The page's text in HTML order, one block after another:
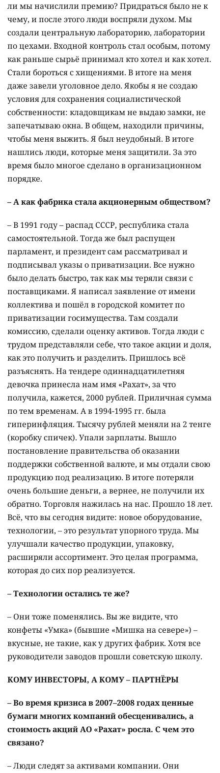
ли мы начислили премию? Придраться было не к
чему, и после этого люди воспряли духом. Мы
создали центральную лабораторию, лаборатории
по цехами. Входной контроль стал особым, потому
как раньше сырьё принимал кто хотел и как хотел.
Стали бороться с хищениями. В итоге на меня
даже завели уголовное дело. Якобы я не создаю
условия для сохранения социалистической
собственности: кладовщикам не выдаю замки, не
запечатываю окна. В общем, находили причины,
чтобы меня выжить. Я был неудобный. В итоге
нашлись люди, которые меня защитили. За это
время было многое сделано в организационном
порядке.
– А как фабрика стала акционерным обществом?
– В 1991 году – распад СССР, республика стала
самостоятельной. Тогда же был распущен
парламент, и президент сам рассматривал и
подписывал указы о приватизации. Все нужно
было делать быстро, так как мы теряли связи с
поставщиками. Я написал заявление от имени
коллектива и пошёл в городской комитет по
приватизации госимущества. Там создали
комиссию, сделали оценку активов. Тогда люди с
трудом представляли себе, что такое акции и доля,
как это получить и разделить. Пришлось всё
разъяснять. На тендере одиннадцатилетняя
девочка принесла нам имя «Рахат», за что
получила, кажется, 2000 рублей. Приличная сумма
по тем временам. А в 1994-1995 гг. была
гиперинфляция. Тысячу рублей меняли на 2 тенге
(коробку спичек). Упали зар­платы. Вышло
постановление правительства об оказании
поддержки собственной валюте, и мы отдали свою
продукцию под реализацию. В итоге потеряли
очень большие деньги, а вернее, не получили их
обратно. Торговля нажилась на нас. Прошло 18 лет.
Всё, что вы сегодня видите: новое оборудование,
технологии, – это результат упорного труда. Мы
улучшали качество продукции, упаковку,
расширяли ассортимент. Это целая программа,
которая до сих пор реализуется.
– Технологии остались те же?
– Они тоже поменялись. Вы же видите, что
конфеты «Умка» (бывшие «Мишка на севере») –
вкусные, не такие, как у других фабрик. Хотя все
руководители заводов прошли советскую школу.
КОМУ ИНВЕСТОРЫ, А КОМУ – ПАРТНЁРЫ
– Во время кризиса в 2007–2008 годах ценные
бумаги многих компаний обесценивались, а
стоимость акций АО «Рахат» росла. С чем это
связано?
– Люди следят за активами компании. Они